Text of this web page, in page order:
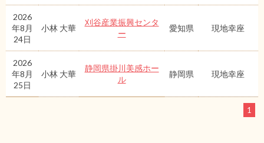
2026
年8月
24日
小林 大華
刈谷産業振興センタ
ー
愛知県 現地幸座
2026
年8月
25日
小林 大華
静岡県掛川美感ホー
ル
静岡県 現地幸座
1